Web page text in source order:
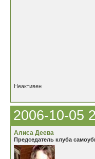
Неактивен
2006-10-05
Алиса Деева
Председатель клуба